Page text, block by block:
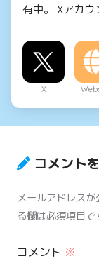
有中。 Xアカ
X
コメント
メールアドレスが
る欄は必須項目で
コメント ※